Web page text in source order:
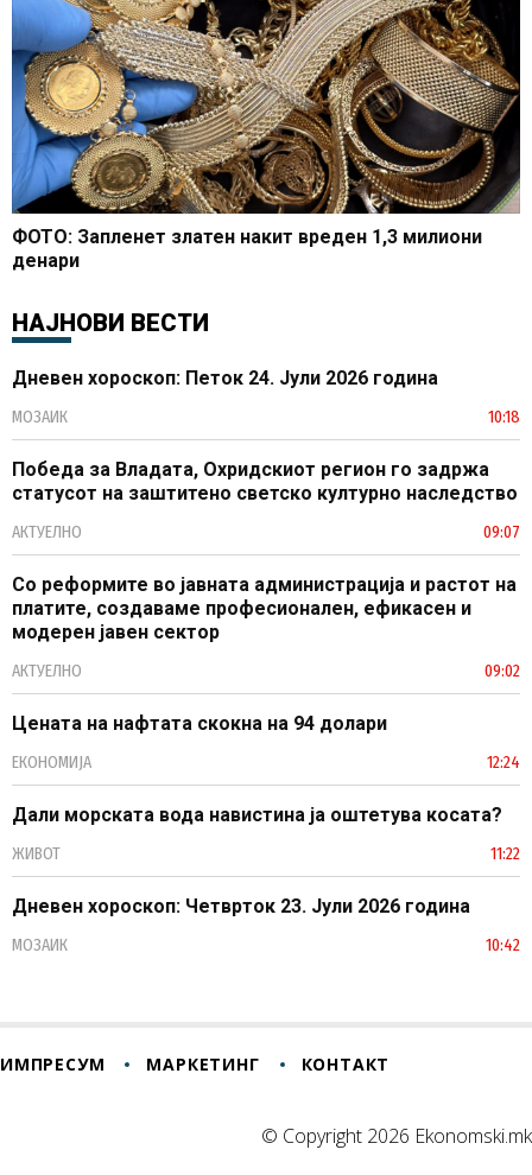
ФОТО: Запленет златен накит вреден 1,3 милиони
денари
НАЈНОВИ ВЕСТИ
Дневен хороскоп: Петок 24. Јули 2026 година
МОЗАИК 10:18
Победа за Владата, Охридскиот регион го задржа
статусот на заштитено светско културно наследство
АКТУЕЛНО 09:07
Со реформите во јавната администрација и растот на
платите, создаваме професионален, ефикасен и
модерен јавен сектор
АКТУЕЛНО 09:02
Цената на нафтата скокна на 94 долари
ЕКОНОМИЈА 12:24
Дали морската вода навистина ја оштетува косата?
ЖИВОТ 11:22
Дневен хороскоп: Четврток 23. Јули 2026 година
МОЗАИК 10:42
ИМПРЕСУМ МАРКЕТИНГ КОНТАКТ
© Copyright 2026 Ekonomski.mk